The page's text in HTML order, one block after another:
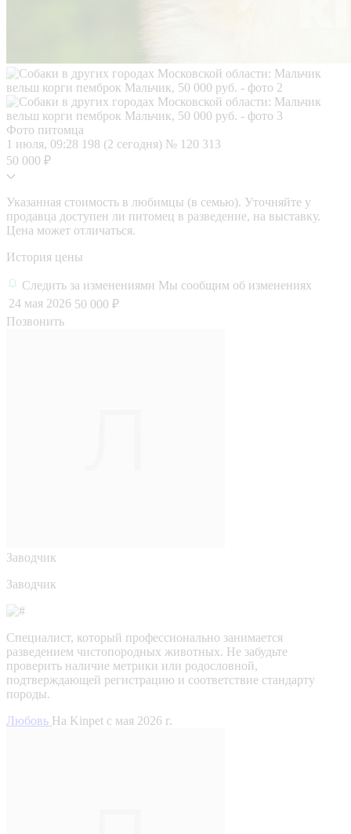
Фото питомца
1 июля, 09:28 198 (2 сегодня) № 120 313
50 000 ₽
Указанная стоимость в любимцы (в семью). Уточняйте у
продавца доступен ли питомец в разведение, на выставку.
Цена может отличаться.
История цены
Следить за изменениями Мы сообщим об изменениях
24 мая 2026 50 000 ₽
Позвонить
Заводчик
Заводчик
Специалист, который профессионально занимается
разведением чистопородных животных. Не забудьте
проверить наличие метрики или родословной,
подтверждающей регистрацию и соответствие стандарту
породы.
Любовь На Kinpet c мая 2026 г.